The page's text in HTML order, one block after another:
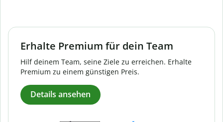
Erhalte Premium für dein Team
Hilf deinem Team, seine Ziele zu erreichen. Erhalte
Premium zu einem günstigen Preis.
Details ansehen